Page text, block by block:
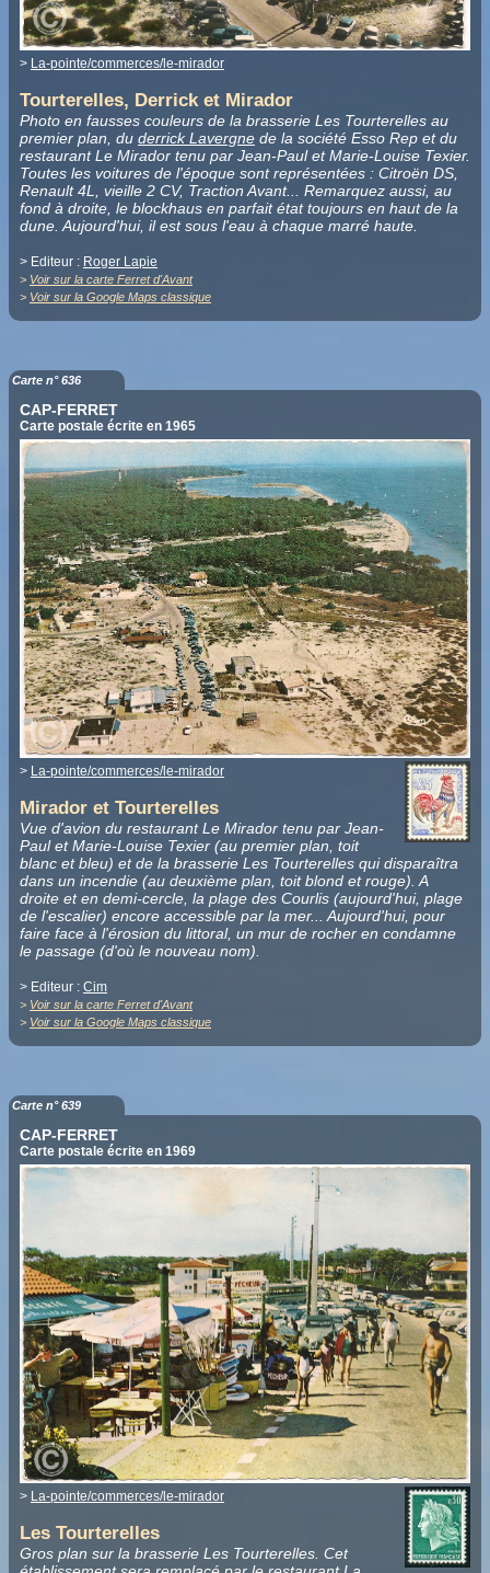
> La-pointe/commerces/le-mirador
Tourterelles, Derrick et Mirador
Photo en fausses couleurs de la brasserie Les Tourterelles au
premier plan, du derrick Lavergne de la société Esso Rep et du
restaurant Le Mirador tenu par Jean-Paul et Marie-Louise Texier.
Toutes les voitures de l'époque sont représentées : Citroën DS,
Renault 4L, vieille 2 CV, Traction Avant... Remarquez aussi, au
fond à droite, le blockhaus en parfait état toujours en haut de la
dune. Aujourd'hui, il est sous l'eau à chaque marré haute.
> Editeur : Roger Lapie
> Voir sur la carte Ferret d'Avant
> Voir sur la Google Maps classique
Carte n° 636
CAP-FERRET
Carte postale écrite en 1965
> La-pointe/commerces/le-mirador
Mirador et Tourterelles
Vue d'avion du restaurant Le Mirador tenu par Jean-
Paul et Marie-Louise Texier (au premier plan, toit
blanc et bleu) et de la brasserie Les Tourterelles qui disparaîtra
dans un incendie (au deuxième plan, toit blond et rouge). A
droite et en demi-cercle, la plage des Courlis (aujourd'hui, plage
de l'escalier) encore accessible par la mer... Aujourd'hui, pour
faire face à l'érosion du littoral, un mur de rocher en condamne
le passage (d'où le nouveau nom).
> Editeur : Cim
> Voir sur la carte Ferret d'Avant
> Voir sur la Google Maps classique
Carte n° 639
CAP-FERRET
Carte postale écrite en 1969
> La-pointe/commerces/le-mirador
Les Tourterelles
Gros plan sur la brasserie Les Tourterelles. Cet